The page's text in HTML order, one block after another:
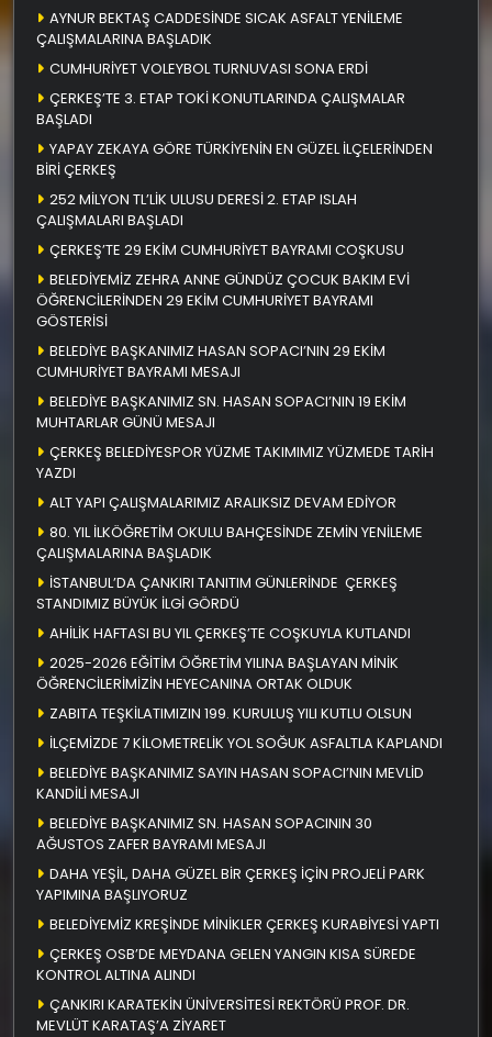
AYNUR BEKTAŞ CADDESİNDE SICAK ASFALT YENİLEME
ÇALIŞMALARINA BAŞLADIK
CUMHURİYET VOLEYBOL TURNUVASI SONA ERDİ
ÇERKEŞ’TE 3. ETAP TOKİ KONUTLARINDA ÇALIŞMALAR
BAŞLADI
YAPAY ZEKAYA GÖRE TÜRKİYENİN EN GÜZEL İLÇELERİNDEN
BİRİ ÇERKEŞ
252 MİLYON TL’LİK ULUSU DERESİ 2. ETAP ISLAH
ÇALIŞMALARI BAŞLADI
ÇERKEŞ’TE 29 EKİM CUMHURİYET BAYRAMI COŞKUSU
BELEDİYEMİZ ZEHRA ANNE GÜNDÜZ ÇOCUK BAKIM EVİ
ÖĞRENCİLERİNDEN 29 EKİM CUMHURİYET BAYRAMI
GÖSTERİSİ
BELEDİYE BAŞKANIMIZ HASAN SOPACI’NIN 29 EKİM
CUMHURİYET BAYRAMI MESAJI
BELEDİYE BAŞKANIMIZ SN. HASAN SOPACI’NIN 19 EKİM
MUHTARLAR GÜNÜ MESAJI
ÇERKEŞ BELEDİYESPOR YÜZME TAKIMIMIZ YÜZMEDE TARİH
YAZDI
ALT YAPI ÇALIŞMALARIMIZ ARALIKSIZ DEVAM EDİYOR
80. YIL İLKÖĞRETİM OKULU BAHÇESİNDE ZEMİN YENİLEME
ÇALIŞMALARINA BAŞLADIK
İSTANBUL’DA ÇANKIRI TANITIM GÜNLERİNDE ÇERKEŞ
STANDIMIZ BÜYÜK İLGİ GÖRDÜ
AHİLİK HAFTASI BU YIL ÇERKEŞ’TE COŞKUYLA KUTLANDI
2025-2026 EĞİTİM ÖĞRETİM YILINA BAŞLAYAN MİNİK
ÖĞRENCİLERİMİZİN HEYECANINA ORTAK OLDUK
ZABITA TEŞKİLATIMIZIN 199. KURULUŞ YILI KUTLU OLSUN
İLÇEMİZDE 7 KİLOMETRELİK YOL SOĞUK ASFALTLA KAPLANDI
BELEDİYE BAŞKANIMIZ SAYIN HASAN SOPACI’NIN MEVLİD
KANDİLİ MESAJI
BELEDİYE BAŞKANIMIZ SN. HASAN SOPACININ 30
AĞUSTOS ZAFER BAYRAMI MESAJI
DAHA YEŞİL, DAHA GÜZEL BİR ÇERKEŞ İÇİN PROJELİ PARK
YAPIMINA BAŞLIYORUZ
BELEDİYEMİZ KREŞİNDE MİNİKLER ÇERKEŞ KURABİYESİ YAPTI
ÇERKEŞ OSB’DE MEYDANA GELEN YANGIN KISA SÜREDE
KONTROL ALTINA ALINDI
ÇANKIRI KARATEKİN ÜNİVERSİTESİ REKTÖRÜ PROF. DR.
MEVLÜT KARATAŞ’A ZİYARET